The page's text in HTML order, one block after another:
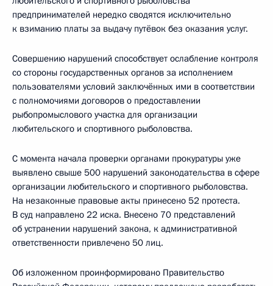
предпринимателей нередко сводятся исключительно
к взиманию платы за выдачу путёвок без оказания услуг.
Совершению нарушений способствует ослабление контроля
со стороны государственных органов за исполнением
пользователями условий заключённых ими в соответствии
с полномочиями договоров о предоставлении
рыбопромыслового участка для организации
любительского и спортивного рыболовства.
С момента начала проверки органами прокуратуры уже
выявлено свыше 500 нарушений законодательства в сфере
организации любительского и спортивного рыболовства.
На незаконные правовые акты принесено 52 протеста.
В суд направлено 22 иска. Внесено 70 представлений
об устранении нарушений закона, к административной
ответственности привлечено 50 лиц.
Об изложенном проинформировано Правительство